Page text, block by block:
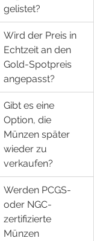
gelistet?
Wird der Preis in
Echtzeit an den
Gold-Spotpreis
angepasst?
Gibt es eine
Option, die
Münzen später
wieder zu
verkaufen?
Werden PCGS-
oder NGC-
zertifizierte
Münzen